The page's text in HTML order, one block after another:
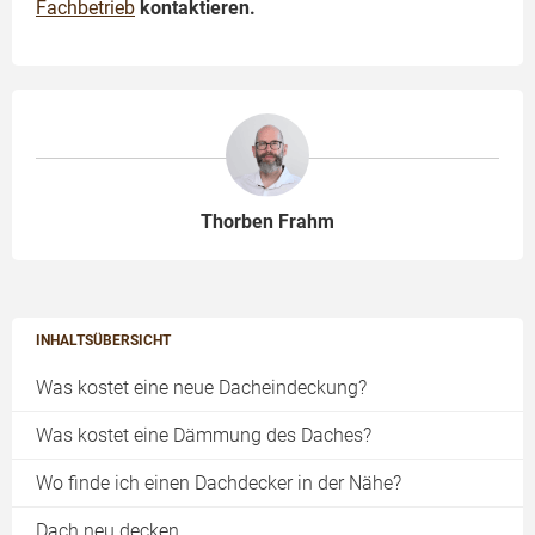
INHALTSÜBERSICHT
Was kostet eine neue Dacheindeckung?
Was kostet eine Dämmung des Daches?
Wo finde ich einen Dachdecker in der Nähe?
Dach neu decken
Fachbetrieb kontaktieren.
Thorben Frahm